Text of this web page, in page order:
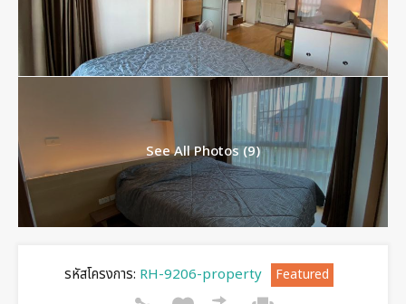
See All Photos (9)
รหัสโครงการ: RH-9206-property Featured